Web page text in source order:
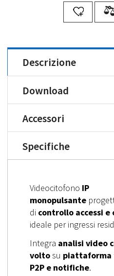
Descrizione
Download
Accessori
Specifiche
Videocitofono IP
monopulsante
di controllo accessi e
ideale per ingressi
Integra analisi video
voltosu piattaforma
P2P e notifiche.